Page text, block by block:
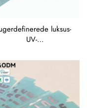
luksus-
UV-
guld, 3D-metallogo,
etiket,
tynd
til kopper